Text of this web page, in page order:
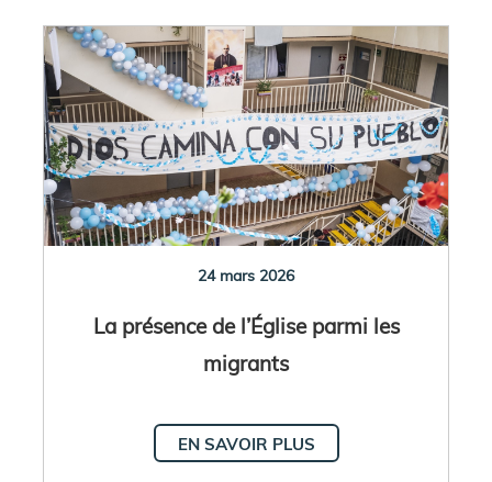
24 mars 2026
La présence de l’Église parmi les
migrants
EN SAVOIR PLUS